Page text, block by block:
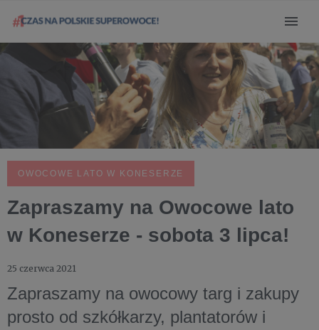
OWOCOWE LATO W KONESERZE
Zapraszamy na Owocowe lato
w Koneserze - sobota 3 lipca!
25 czerwca 2021
Zapraszamy na owocowy targ i zakupy
prosto od szkółkarzy, plantatorów i